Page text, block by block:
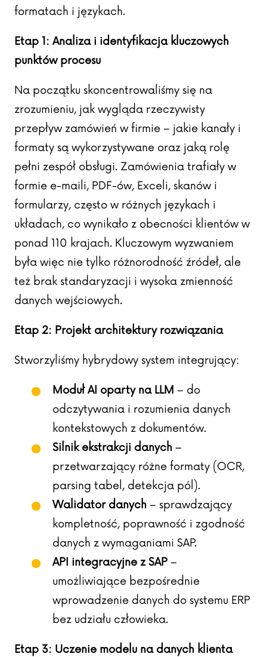
formatach i językach.
Etap 1: Analiza i identyfikacja kluczowych
punktów procesu
Na początku skoncentrowaliśmy się na
zrozumieniu, jak wygląda rzeczywisty
przepływ zamówień w firmie – jakie kanały i
formaty są wykorzystywane oraz jaką rolę
pełni zespół obsługi. Zamówienia trafiały w
formie e-maili, PDF-ów, Exceli, skanów i
formularzy, często w różnych językach i
układach, co wynikało z obecności klientów w
ponad 110 krajach. Kluczowym wyzwaniem
była więc nie tylko różnorodność źródeł, ale
też brak standaryzacji i wysoka zmienność
danych wejściowych.
Etap 2: Projekt architektury rozwiązania
Stworzyliśmy hybrydowy system integrujący:
Moduł AI oparty na LLM – do
odczytywania i rozumienia danych
kontekstowych z dokumentów.
Silnik ekstrakcji danych –
przetwarzający różne formaty (OCR,
parsing tabel, detekcja pól).
Walidator danych – sprawdzający
kompletność, poprawność i zgodność
danych z wymaganiami SAP.
API integracyjne z SAP –
umożliwiające bezpośrednie
wprowadzenie danych do systemu ERP
bez udziału człowieka.
Etap 3: Uczenie modelu na danych klienta